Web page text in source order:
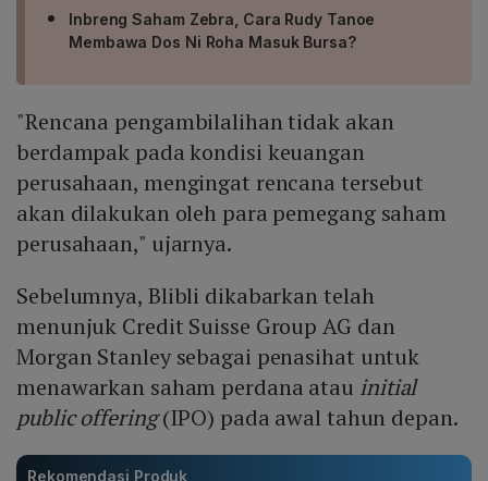
Inbreng Saham Zebra, Cara Rudy Tanoe
Membawa Dos Ni Roha Masuk Bursa?
"Rencana pengambilalihan tidak akan
berdampak pada kondisi keuangan
perusahaan, mengingat rencana tersebut
akan dilakukan oleh para pemegang saham
perusahaan," ujarnya.
Sebelumnya, Blibli dikabarkan telah
menunjuk Credit Suisse Group AG dan
Morgan Stanley sebagai penasihat untuk
menawarkan saham perdana atau initial
public offering(IPO) pada awal tahun depan.
Rekomendasi Produk